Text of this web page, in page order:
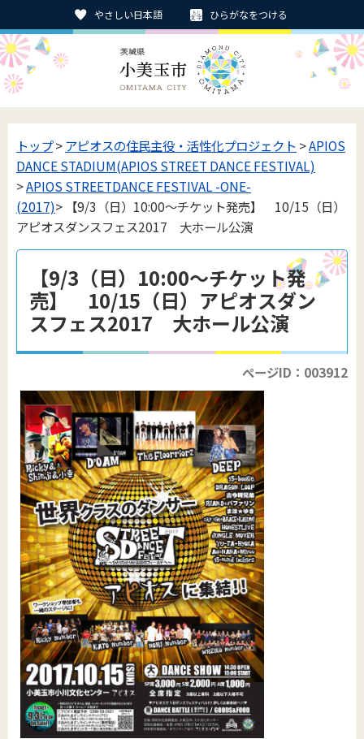
やさしい日本語 ひらがなをつける
トップ> アピオスの住民主役・活性化プロジェクト >APIOS
DANCE STADIUM(APIOS STREET DANCE FESTIVAL)
>APIOS STREETDANCE FESTIVAL -ONE-
(2017)> 【9/3（日）10:00～チケット発売】 10/15（日）
アピオスダンスフェス2017 大ホール公演
【9/3（日）10:00～チケット発
売】 10/15（日）アピオスダン
スフェス2017 大ホール公演
ページID：003912